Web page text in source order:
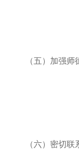
（五）加强
（六）密切